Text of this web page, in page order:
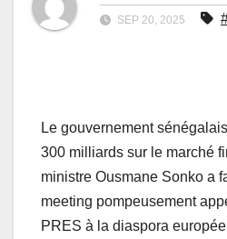
SEP 20, 2025
Le gouvernement
300 milliards sur le marché
ministre Ousmane Sonko a
meeting pompeusement
PRES à la diaspora